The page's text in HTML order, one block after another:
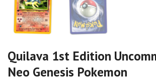
Quilava 1st Edition
Neo Genesis Pokemon